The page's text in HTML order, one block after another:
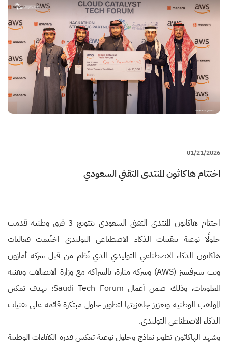
tabsالنشطة)
01/21/2026
اختتام هاكاثون المنتدى التقني السعودي
اختتام هاكاثون المنتدى التقني السعودي بتتويج 3 فرق وطنية قدمت
حلولًا نوعية بتقنيات الذكاء الاصطناعي التوليدي اختُتمت فعاليات
هاكاثون الذكاء الاصطناعي التوليدي الذي نُظم من قبل شركة أمازون
ويب سيرفيسز (AWS) وشركة منارة، بالشراكة مع وزارة الاتصالات وتقنية
المعلومات، وذلك ضمن أعمال Saudi Tech Forum؛ بهدف تمكين
المواهب الوطنية وتعزيز جاهزيتها لتطوير حلول مبتكرة قائمة على تقنيات
الذكاء الاصطناعي التوليدي.
وشهد الهاكاثون تطوير نماذج وحلول نوعية تعكس قدرة الكفاءات الوطنية